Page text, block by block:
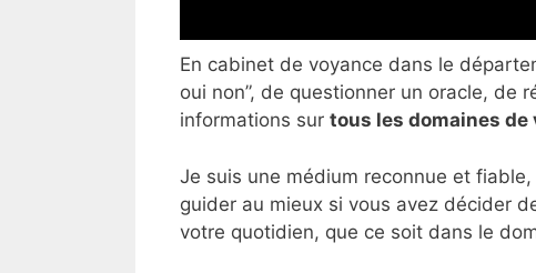
En cabinet de voyance dans le
oui non”, de questionner un oracle, de
informations sur tous les domaines de
Je suis une médium reconnue et
guider au mieux si vous avez décider
votre quotidien, que ce soit dans le